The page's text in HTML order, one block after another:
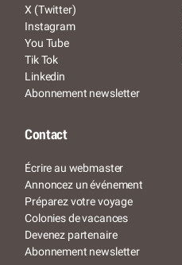
X (Twitter)
Instagram
You Tube
Tik Tok
Linkedin
Abonnement newsletter
Contact
Écrire au webmaster
Annoncez un événement
Préparez votre voyage
Colonies de vacances
Devenez partenaire
Abonnement newsletter